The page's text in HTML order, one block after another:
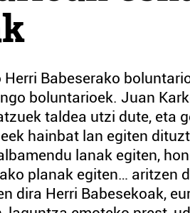
Herri Babeserako
boluntarioek. Juan
taldea utzi dute, eta
hainbat lan egiten
lanak egiten,
planak egiten… aritzen
dira Herri Babesekoak,